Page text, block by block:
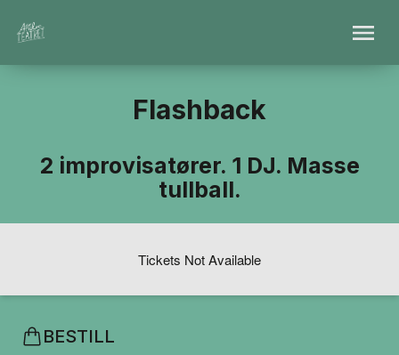
Flashback
2 improvisatører. 1 DJ. Masse
tullball.
Tickets Not Available
BESTILL